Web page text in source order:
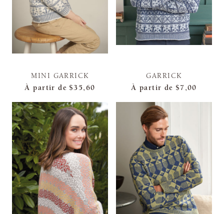
MINI GARRICK
À partir de $35,60
GARRICK
À partir de $7,00